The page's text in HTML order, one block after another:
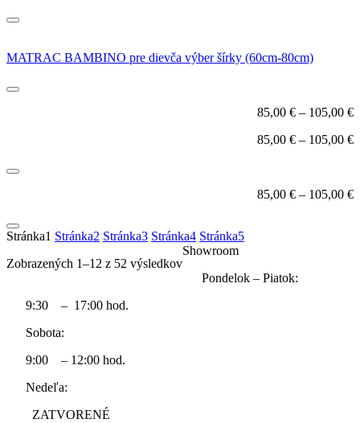
MATRAC BAMBINO pre dievča výber šírky (60cm-80cm)
85,00 € – 105,00 €
85,00 € – 105,00 €
85,00 € – 105,00 €
Stránka1 Stránka2 Stránka3 Stránka4 Stránka5
Zobrazených 1–12 z 52 výsledkov
Showroom
Pondelok – Piatok:
9:30 – 17:00 hod.
Sobota:
9:00 – 12:00 hod.
Nedeľa:
ZATVORENÉ